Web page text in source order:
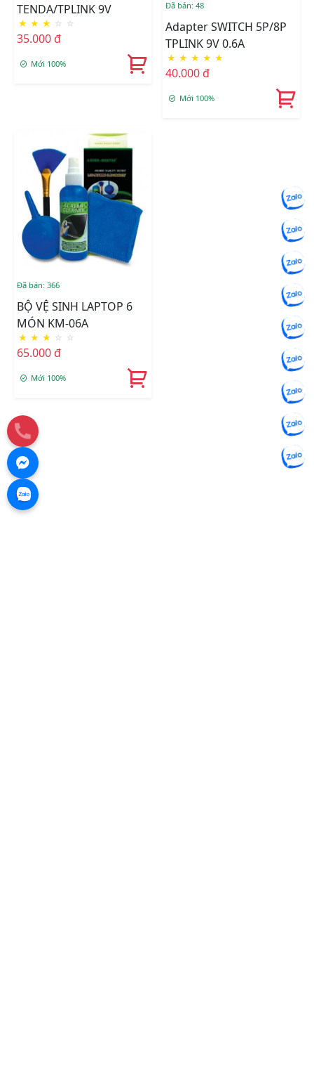
TENDA/TPLINK 9V
★ ★ ★ ☆ ☆
35.000 đ
Mới 100%
Đã bán: 48
Adapter SWITCH 5P/8P
TPLINK 9V 0.6A
★ ★ ★ ★ ★
40.000 đ
Mới 100%
Đã bán: 366
BỘ VỆ SINH LAPTOP 6
MÓN KM-06A
★ ★ ★ ☆ ☆
65.000 đ
Mới 100%